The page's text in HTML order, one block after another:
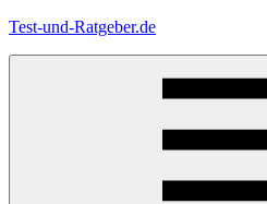
Zum
Test-und-Ratgeber.de